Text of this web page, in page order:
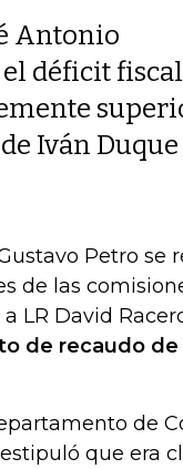
Antonio
déficit
Iván Duque
Petro se
de las
LR David
de recaudo de
de
que era